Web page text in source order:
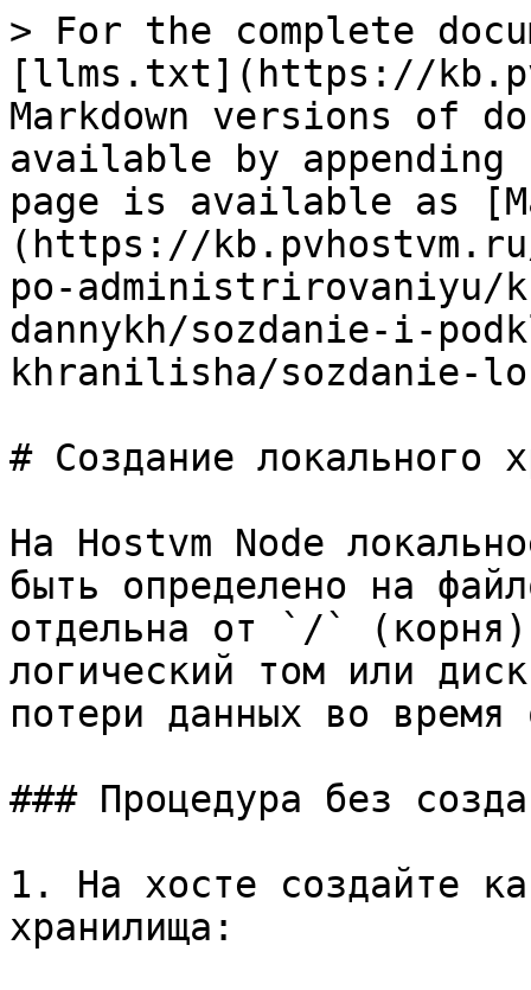
> For the complete
[llms.txt](https://
Markdown versions of
available by
page is available as
(https://
po-administrirovaniyu/
dannykh/sozdanie-i-
khranilisha/sozdanie-
# Создание локального
На Hostvm Node
быть определено на
отдельна от `/`
логический том или
потери данных во время
### Процедура без
1. На хосте создайте
хранилища: